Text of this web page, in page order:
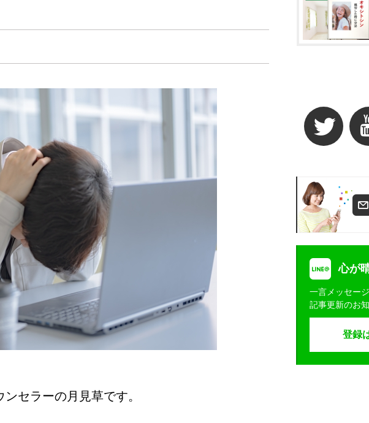
セラーの月見草です。
心が
一言メッセー
記事更新のお
登録